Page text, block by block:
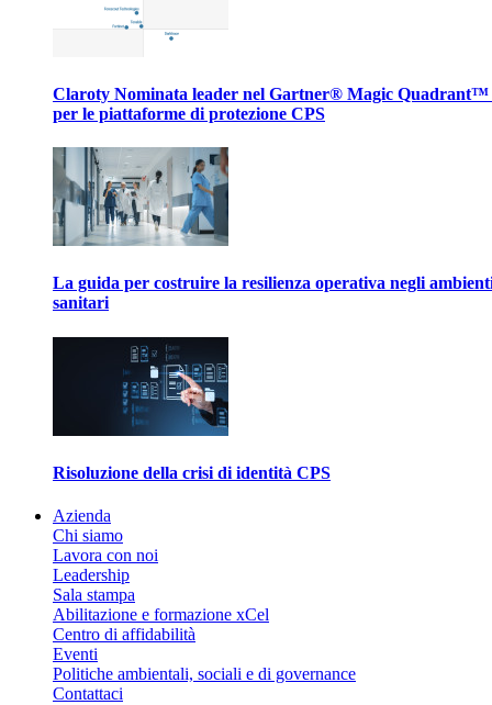
Claroty Nominata leader nel Gartner® Magic Quadrant™
per le piattaforme di protezione CPS
La guida per costruire la resilienza operativa negli
sanitari
Risoluzione della crisi di identità CPS
Azienda
Chi siamo
Lavora con noi
Leadership
Sala stampa
Abilitazione e formazione xCel
Centro di affidabilità
Eventi
Politiche ambientali, sociali e di governance
Contattaci